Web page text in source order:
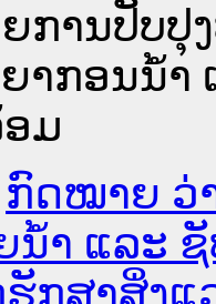
ການປັບປຸ
າກອນນໍ້
ມ
ກົດໝາຍ ວ່
າ ແລະ
ກສາສິ່ງແ